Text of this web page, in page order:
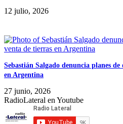
12 julio, 2026
Sebastián Salgado denuncia planes
en Argentina
27 junio, 2026
RadioLateral en Youtube